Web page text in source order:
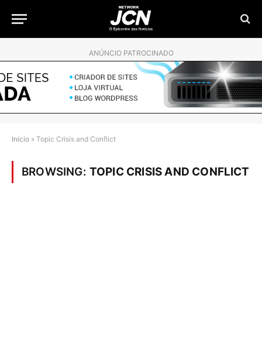
ANÚNCIO PATROCINADO
Início » Topic Crisis and Conflict
BROWSING: TOPIC CRISIS AND CONFLICT